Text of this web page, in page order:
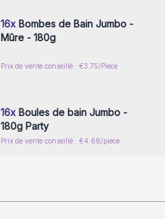
16xBombes de Bain Jumbo -
Mûre - 180g
Prix de vente conseillé : €3.75/Piece
Connectez-vous ou inscrivez-
16xBoules de bain Jumbo -
180g Party
Prix de vente conseillé : €4.68/piece